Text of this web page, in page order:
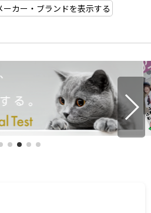
カー・ブランドを表示する